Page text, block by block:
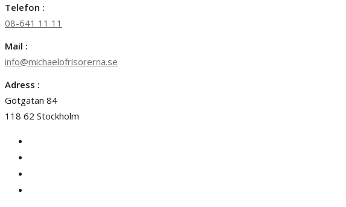
Telefon :
08-641 11 11
Mail :
info@michaelofrisorerna.se
Adress :
Götgatan 84
118 62 Stockholm